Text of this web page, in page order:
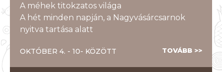
A méhek titokzatos világa
A hét minden napján, a Nagyvásárcsarnok
nyitva tartása alatt
OKTÓBER 4. - 10- KÖZÖTT TOVÁBB >>